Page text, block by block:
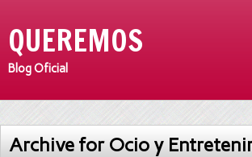
QUEREMOS
Blog Oficial
Archive for Ocio y